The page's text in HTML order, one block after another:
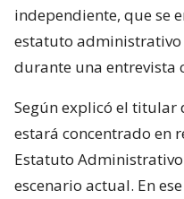
independiente, que se
estatuto administrativo
durante una entrevista
Según explicó el titular
estará concentrado en
Estatuto
escenario actual. En